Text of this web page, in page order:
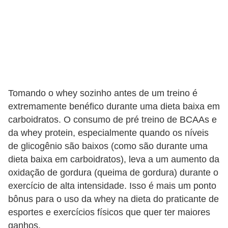
Tomando o whey sozinho antes de um treino é
extremamente benéfico durante uma dieta baixa em
carboidratos. O consumo de pré treino de BCAAs e
da whey protein, especialmente quando os níveis
de glicogênio são baixos (como são durante uma
dieta baixa em carboidratos), leva a um aumento da
oxidação de gordura (queima de gordura) durante o
exercício de alta intensidade. Isso é mais um ponto
bônus para o uso da whey na dieta do praticante de
esportes e exercícios físicos que quer ter maiores
ganhos.
s
c
u
l
i
n
o
s